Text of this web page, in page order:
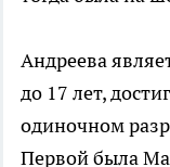
Андреева
до 17 лет,
одиночном
Первой была